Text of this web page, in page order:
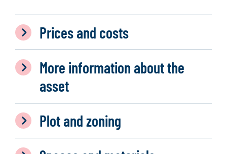
Prices and costs
More information about the
asset
Plot and zoning